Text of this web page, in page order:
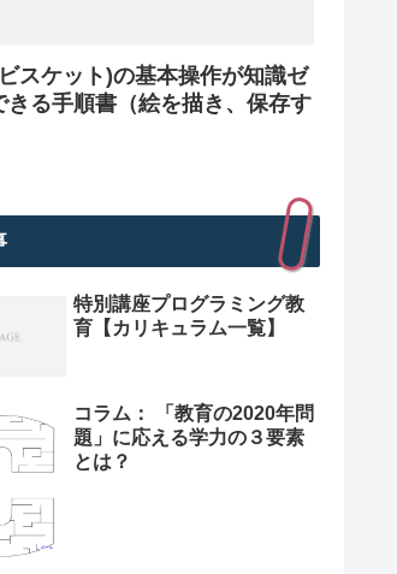
スケット)の基本操作が知識ゼ
きる手順書（絵を描き、保存す
特別講座プログラミング教
育【カリキュラム一覧】
コラム： 「教育の2020年問
題」に応える学力の３要素
とは？